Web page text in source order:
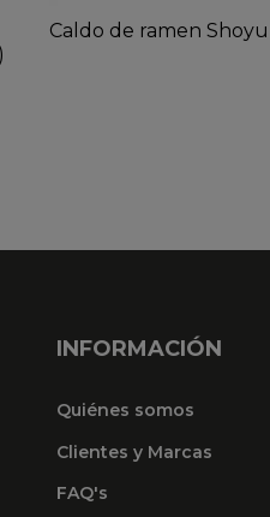
Caldo de ramen Shoyu
INFORMACIÓN
Quiénes somos
Clientes y Marcas
FAQ's